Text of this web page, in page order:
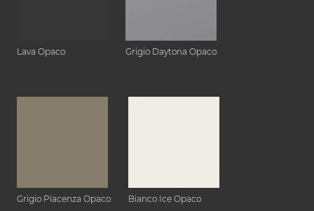
Lava Opaco Grigio Daytona Opaco
Grigio Piacenza Opaco Bianco Ice Opaco